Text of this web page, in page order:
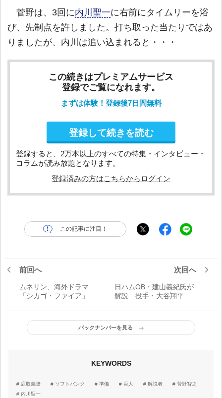
菅野は、3回に内川聖一に右前にタイムリーを浴
び、先制点を許しました。打ち取った当たりではあ
りましたが、内川は追い込まれると・・・
この続きはプレミアムサービス
登録でご覧になれます。
まずは体験！登録後7日間無料
登録して続きを読む
登録すると、2万本以上のすべての特集・インタビュー・
コラムが読み放題となります。
登録済みの方はこちらからログイン
この記事に注目！
前回へ
ムネリン、海外ドラマ
「シカゴ・ファイア」応
ー
次回へ
日ハムOB・建山義紀氏が
解説 投手・大谷翔平の
バックナンバーを見る
KEYWORDS
鹿取義隆 ソフトバンク 準備 巨人 解説者
菅野智之
内川聖一